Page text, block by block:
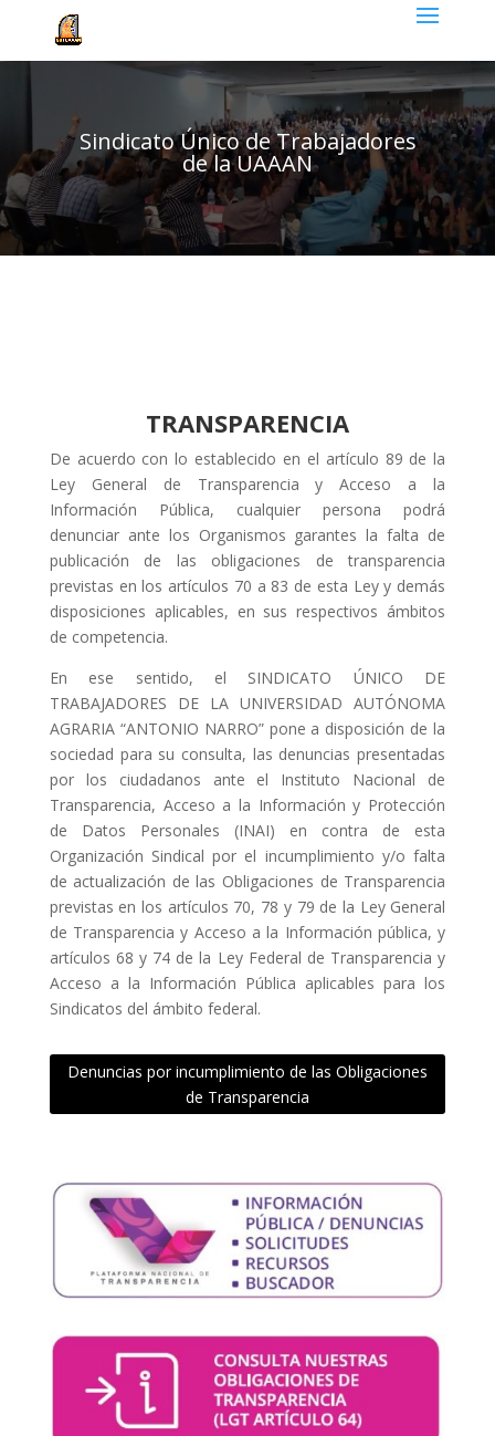
Sindicato Único de Trabajadores
de la UAAAN
TRANSPARENCIA
De acuerdo con lo establecido en el artículo 89 de la
Ley General de Transparencia y Acceso a la
Información Pública, cualquier persona podrá
denunciar ante los Organismos garantes la falta de
publicación de las obligaciones de transparencia
previstas en los artículos 70 a 83 de esta Ley y demás
disposiciones aplicables, en sus respectivos ámbitos
de competencia.
En ese sentido, el SINDICATO ÚNICO DE
TRABAJADORES DE LA UNIVERSIDAD AUTÓNOMA
AGRARIA “ANTONIO NARRO” pone a disposición de la
sociedad para su consulta, las denuncias presentadas
por los ciudadanos ante el Instituto Nacional de
Transparencia, Acceso a la Información y Protección
de Datos Personales (INAI) en contra de esta
Organización Sindical por el incumplimiento y/o falta
de actualización de las Obligaciones de Transparencia
previstas en los artículos 70, 78 y 79 de la Ley General
de Transparencia y Acceso a la Información pública, y
artículos 68 y 74 de la Ley Federal de Transparencia y
Acceso a la Información Pública aplicables para los
Sindicatos del ámbito federal.
Denuncias por incumplimiento de las Obligaciones
de Transparencia